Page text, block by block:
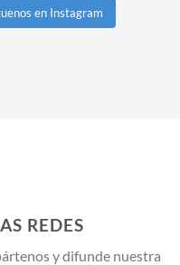
en Instagram
REDES
y difunde nuestra